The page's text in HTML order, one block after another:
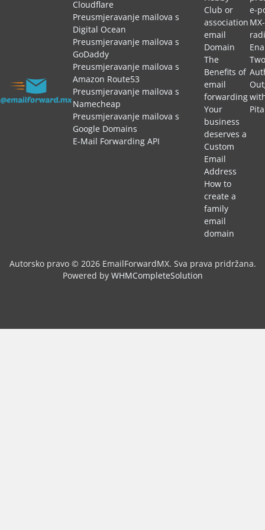
Cloudflare
Preusmjeravanje mailova s
Digital Ocean
Preusmjeravanje mailova s
GoDaddy
Preusmjeravanje mailova s
Amazon Route53
Preusmjeravanje mailova s
Namecheap
Preusmjeravanje mailova s
Google Domains
E-Mail Forwarding API
Club or
association
email
Domain
The
Benefits of
email
forwarding
Your
business
deserves a
Custom
Email
Address
How to
create a
family
email
domain
e-
Autorsko pravo © 2026 EmailForwardMX. Sva prava pridržana.
Powered by WHMCompleteSolution